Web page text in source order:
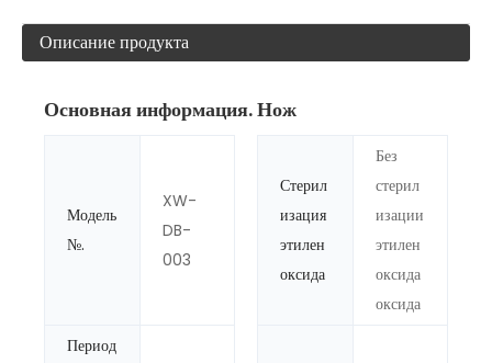
Описание продукта
Основная информация. Нож
Модель
№.
XW-
DB-
003
Стерил
изация
этилен
оксида
Без
стерил
изации
этилен
оксида
оксида
Период